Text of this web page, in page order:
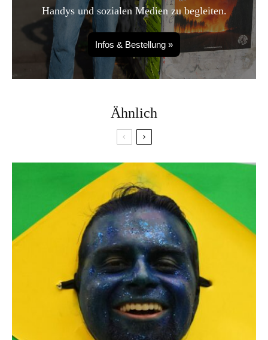
Handys und sozialen Medien zu begleiten.
Infos & Bestellung »
Ähnlich